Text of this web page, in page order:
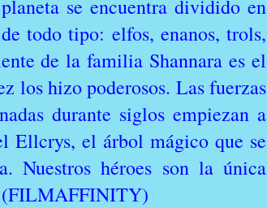
se encuentra dividido en
todo tipo: elfos, enanos, trols,
de la familia Shannara es el
los hizo poderosos. Las fuerzas
durante siglos empiezan a
Ellcrys, el árbol mágico que se
Nuestros héroes son la única
(FILMAFFINITY)